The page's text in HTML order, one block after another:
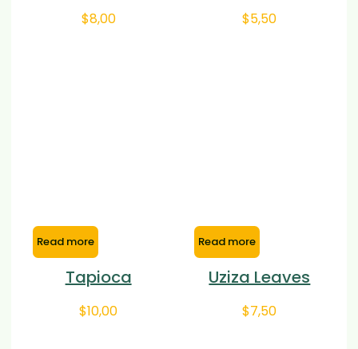
$8,00 $5,50
Read more
Tapioca
$10,00
Read more
Uziza Leaves
$7,50